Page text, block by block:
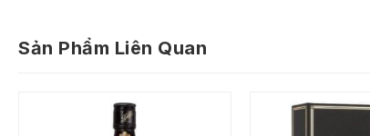
Sản Phẩm Liên Quan